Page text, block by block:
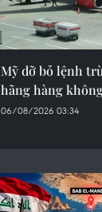
Mỹ dỡ bỏ lệnh
hãng hàng
06/08/2026 03:34